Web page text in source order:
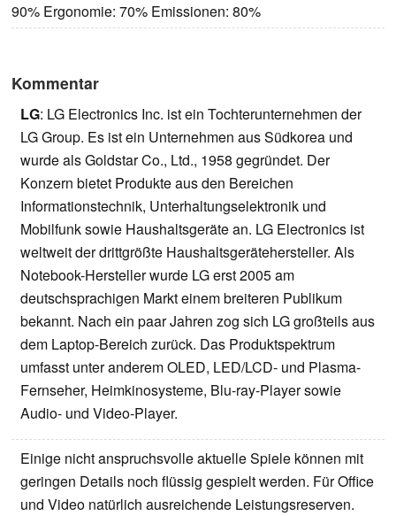
90% Ergonomie: 70% Emissionen: 80%
Kommentar
LG: LG Electronics Inc. ist ein Tochterunternehmen der
LG Group. Es ist ein Unternehmen aus Südkorea und
wurde als Goldstar Co., Ltd., 1958 gegründet. Der
Konzern bietet Produkte aus den Bereichen
Informationstechnik, Unterhaltungselektronik und
Mobilfunk sowie Haushaltsgeräte an. LG Electronics ist
weltweit der drittgrößte Haushaltsgerätehersteller. Als
Notebook-Hersteller wurde LG erst 2005 am
deutschsprachigen Markt einem breiteren Publikum
bekannt. Nach ein paar Jahren zog sich LG großteils aus
dem Laptop-Bereich zurück. Das Produktspektrum
umfasst unter anderem OLED, LED/LCD- und Plasma-
Fernseher, Heimkinosysteme, Blu-ray-Player sowie
Audio- und Video-Player.
Einige nicht anspruchsvolle aktuelle Spiele können mit
geringen Details noch flüssig gespielt werden. Für Office
und Video natürlich ausreichende Leistungsreserven.